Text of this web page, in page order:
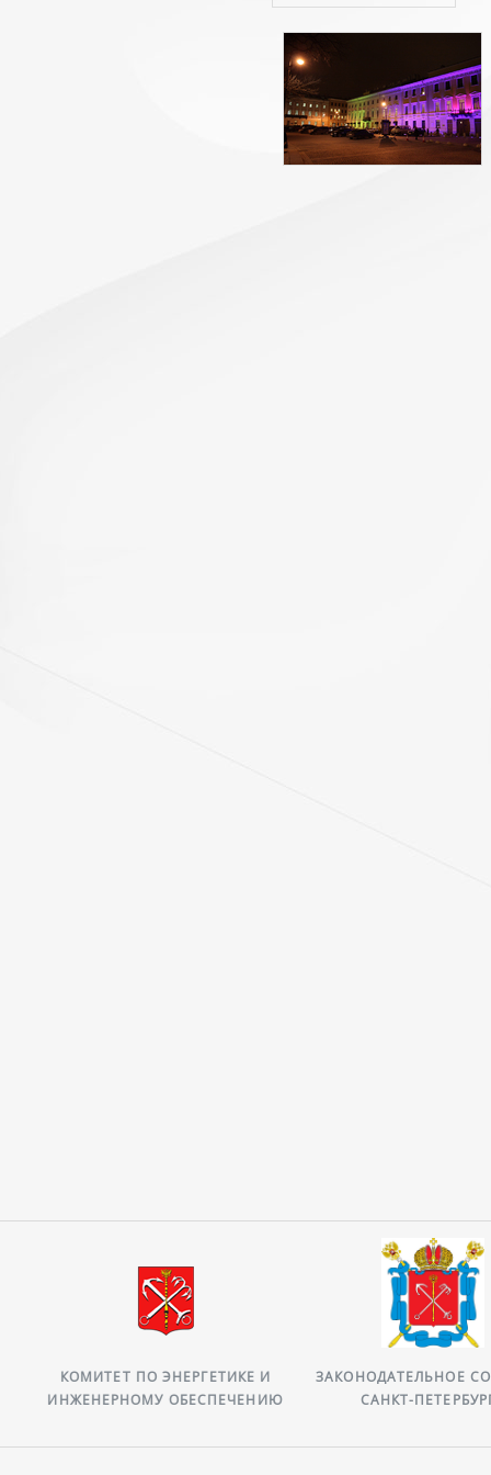
КОМИТЕТ ПО ЭНЕРГЕТИКЕ И
ИНЖЕНЕРНОМУ ОБЕСПЕЧЕНИЮ
ЗАКОНОДАТЕЛЬНОЕ
САНКТ-ПЕТЕРБУРГА